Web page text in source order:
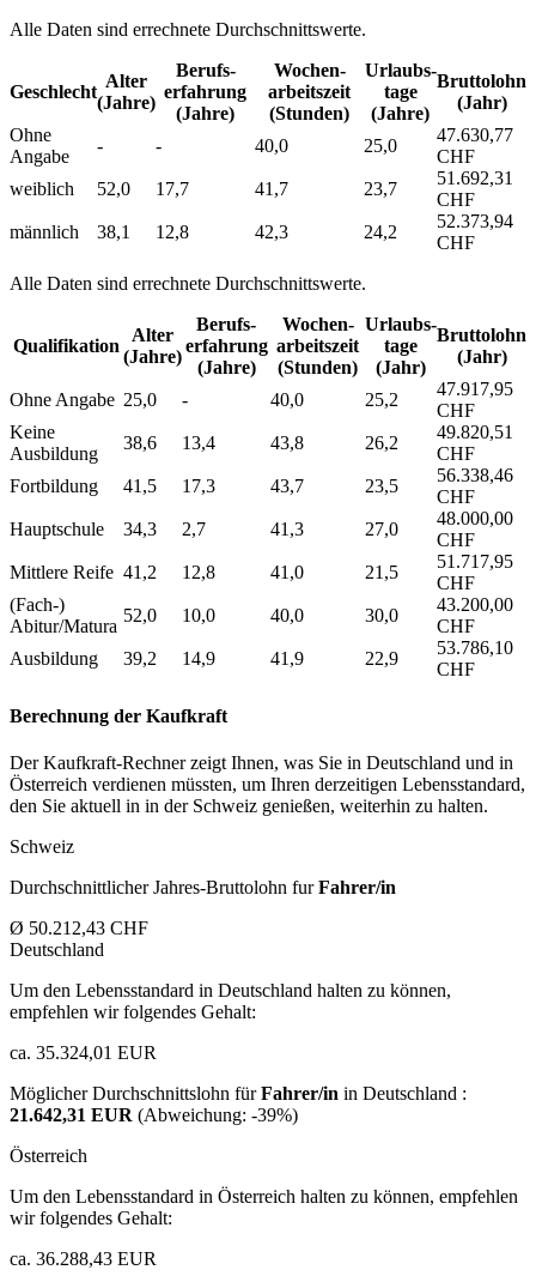
Alle Daten sind errechnete Durchschnittswerte.
Geschlecht
Alter
(Jahre)
Berufs­
erfahrung
(Jahre)
Wochen­
arbeitszeit
(Stunden)
Urlaubs­
tage
(Jahre)
Bruttolohn
(Jahr)
Ohne
Angabe
- - 40,0 25,0
47.630,77
CHF
weiblich
52,0 17,7 41,7 23,7
51.692,31
CHF
männlich
38,1 12,8 42,3 24,2
52.373,94
CHF
Alle Daten sind errechnete Durchschnittswerte.
Qualifikation
Alter
(Jahre)
Berufs­
erfahrung
(Jahre)
Wochen­
arbeitszeit
(Stunden)
Urlaubs­
tage
(Jahr)
Bruttolohn
(Jahr)
Ohne Angabe 25,0 - 40,0 25,2
47.917,95
CHF
Keine
Ausbildung
38,6 13,4 43,8 26,2
49.820,51
CHF
Fortbildung
41,5 17,3 43,7 23,5
56.338,46
CHF
Hauptschule
34,3 2,7 41,3 27,0
48.000,00
CHF
Mittlere Reife 41,2 12,8 41,0 21,5
51.717,95
CHF
(Fach-)
Abitur/Matura
52,0 10,0 40,0 30,0
43.200,00
CHF
Ausbildung
39,2 14,9 41,9 22,9
53.786,10
CHF
Berechnung der Kaufkraft
Der Kaufkraft-Rechner zeigt Ihnen, was Sie in Deutschland und in
Österreich verdienen müssten, um Ihren derzeitigen Lebensstandard,
den Sie aktuell in in der Schweiz genießen, weiterhin zu halten.
Schweiz
Durchschnittlicher Jahres-Bruttolohn furFahrer/in
Ø 50.212,43 CHF
Deutschland
Um den Lebensstandard in Deutschland halten zu können,
empfehlen wir folgendes Gehalt:
ca. 35.324,01 EUR
Möglicher Durchschnittslohn fürFahrer/in in Deutschland :
21.642,31 EUR (Abweichung: -39%)
Österreich
Um den Lebensstandard in Österreich halten zu können, empfehlen
wir folgendes Gehalt:
ca. 36.288,43 EUR